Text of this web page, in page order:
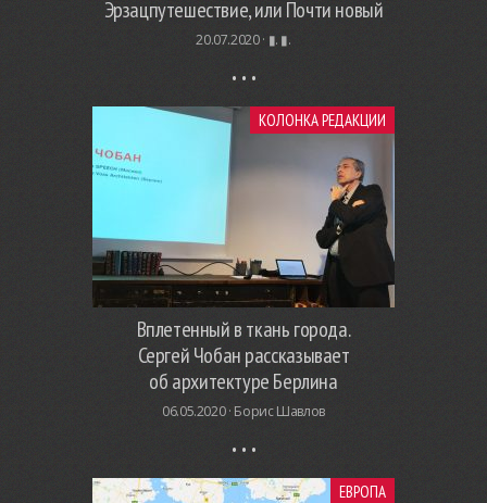
Эрзацпутешествие, или Почти новый
20.07.2020 · ▮. ▮.
КОЛОНКА РЕДАКЦИИ
Вплетенный в ткань города.
Сергей Чобан рассказывает
об архитектуре Берлина
06.05.2020 · Борис Шавлов
ЕВРОПА